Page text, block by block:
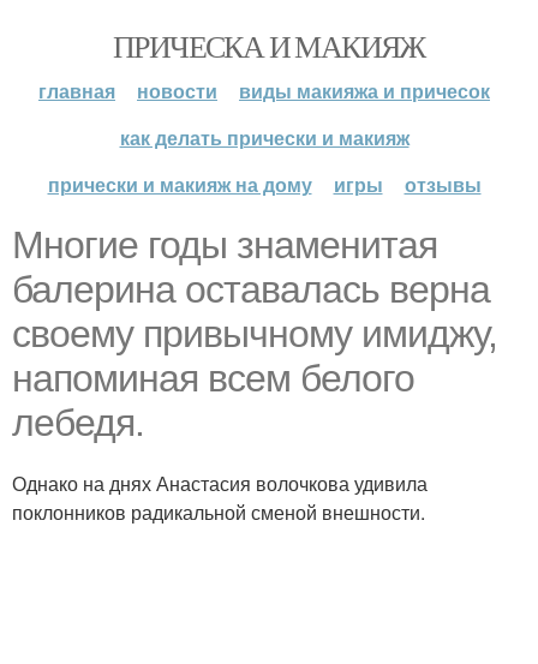
ПРИЧЕСКА И МАКИЯЖ
главная новости
виды макияжа и причесок
как делать прически и макияж
прически и макияж на дому
игры отзывы
Многие годы знаменитая
балерина оставалась верна
своему привычному имиджу,
напоминая всем белого
лебедя.
Однако на днях Анастасия волочкова удивила
поклонников радикальной сменой внешности.